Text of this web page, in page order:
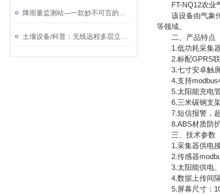
FT-NQ12农业气
该设备由气象传
等领域。
二、产品特点
1.低功耗采集器
2.标配GPRS联
3.七寸安卓触屏
4.支持
5.太阳能充电管
6.三米碳钢支架
7.短信报警，超
8.ABS材质防护
三、技术参数
1.采集器供电接
2.传感器modbus
3.太阳能供电、
4.数据上传间隔
5.屏幕尺寸：